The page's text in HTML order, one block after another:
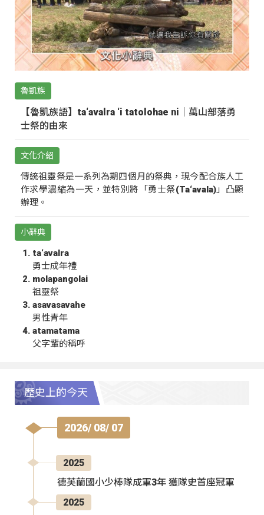
魯凱族
【魯凱族語】ta‘avalra ‘i tatolohae ni｜萬山部落勇
士祭的由來
文化介紹
傳統祖靈祭是一系列為期四個月的祭典，現今配合族人工
作求學濃縮為一天，並特別將「勇士祭(Ta‘avala)」凸顯
辦理。
小辭典
ta‘avalra
勇士成年禮
molapangolai
祖靈祭
asavasavahe
男性青年
atamatama
父字輩的稱呼
歷史上的今天
2026/ 08/ 07
2025
德芙蘭國小少棒隊成軍3年 獲隊史首座冠軍
2025